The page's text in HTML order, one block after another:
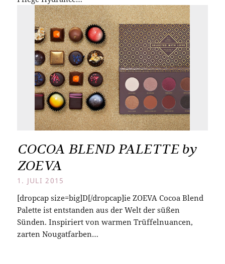
COCOA BLEND PALETTE by
ZOEVA
1. JULI 2015
[dropcap size=big]D[/dropcap]ie ZOEVA Cocoa Blend
Palette ist entstanden aus der Welt der süßen
Sünden. Inspiriert von warmen Trüffelnuancen,
zarten Nougatfarben…